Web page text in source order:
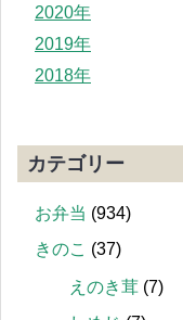
2020年
2019年
2018年
カテゴリー
お弁当 (934)
きのこ (37)
えのき茸 (7)